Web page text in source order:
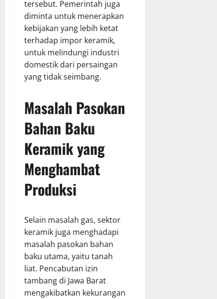
tersebut. Pemerintah juga
diminta untuk menerapkan
kebijakan yang lebih ketat
terhadap impor keramik,
untuk melindungi industri
domestik dari persaingan
yang tidak seimbang.
Masalah Pasokan
Bahan Baku
Keramik yang
Menghambat
Produksi
Selain masalah gas, sektor
keramik juga menghadapi
masalah pasokan bahan
baku utama, yaitu tanah
liat. Pencabutan izin
tambang di Jawa Barat
mengakibatkan kekurangan